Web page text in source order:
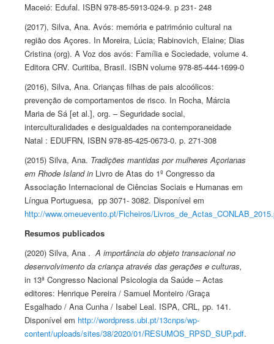
Maceió: Edufal. ISBN 978-85-5913-024-9. p 231- 248
(2017), Silva, Ana. Avós: memória e património cultural na
região dos Açores. In Moreira, Lúcia; Rabinovich, Elaine; Dias
Cristina (org). A Voz dos avós: Família e Sociedade, volume 4.
Editora CRV. Curitiba, Brasil. ISBN volume 978-85-444-1699-0
(2016), Silva, Ana. Crianças filhas de pais alcoólicos:
prevenção de comportamentos de risco. In Rocha, Márcia
Maria de Sá [et al.], org. – Seguridade social,
interculturalidades e desigualdades na contemporaneidade
Natal : EDUFRN, ISBN 978-85-425-0673-0. p. 271-308
(2015) Silva, Ana. Tradições mantidas por mulheres Açorianas
em Rhode Island in Livro de Atas do 1º Congresso da
Associação Internacional de Ciências Sociais e Humanas em
Língua Portuguesa, pp 3071- 3082. Disponível em
http://www.omeuevento.pt/Ficheiros/
Resumos publicados
(2020) Silva, Ana .A importância do objeto transacional no
desenvolvimento da criança através das gerações e culturas,
in 13ª Congresso Nacional Psicologia da Saúde – Actas
editores: Henrique Pereira / Samuel Monteiro /Graça
Esgalhado / Ana Cunha / Isabel Leal. ISPA, CRL, pp. 141.
Disponível em http://wordpress.ubi.pt/13cnps/wp-
content/uploads/sites/38/2020/01/RESUMOS_RPSD_SUP.pdf.